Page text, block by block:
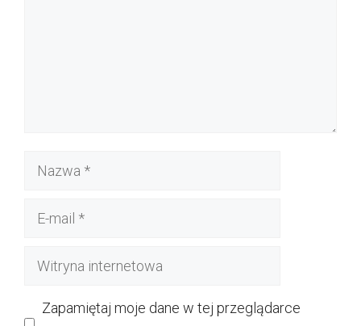
Nazwa
Witryna
Zapamiętaj moje dane w tej przeglądarce